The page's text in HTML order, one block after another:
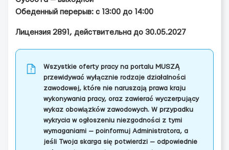
Обеденный перерыв: с 13:00 до 14:00
Лицензия 2891, действительна до 30.05.2027
Wszystkie oferty pracy na portalu MUSZĄ
przewidywać wyłącznie rodzaje działalności
zawodowej, które nie naruszają prawa kraju
wykonywania pracy, oraz zawierać wyczerpujący
wykaz obowiązków zawodowych. W przypadku
wykrycia w ogłoszeniu niezgodności z tymi
wymaganiami — poinformuj Administratora, a
jeśli Twoja skarga się potwierdzi — odpowiednie